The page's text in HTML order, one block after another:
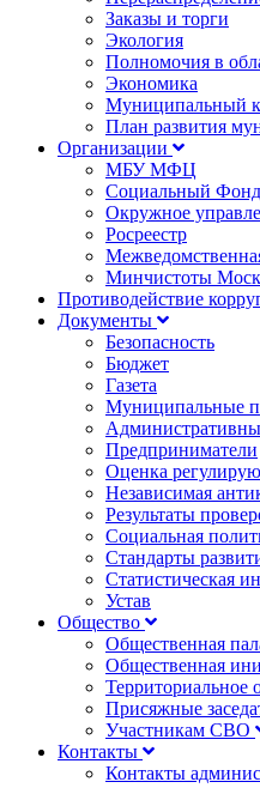
Заказы и торги
Экология
Полномочия в
Экономика
Муниципальный
План развития
Организации
МБУ МФЦ
Социальный
Окружное
Росреестр
Минчистоты
Противодействие
Документы
Безопасность
Бюджет
Газета
Муниципальные
Предприниматели
Оценка
Независимая
Результаты
Социальная
Стандарты
Статистическая
Устав
Общество
Общественная
Общественная
Территориальное
Присяжные
Участникам СВО
Контакты
Контакты